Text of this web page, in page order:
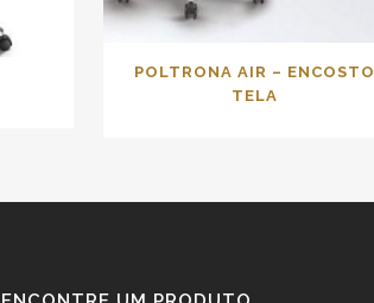
POLTRONA AIR – ENCOSTO
TELA